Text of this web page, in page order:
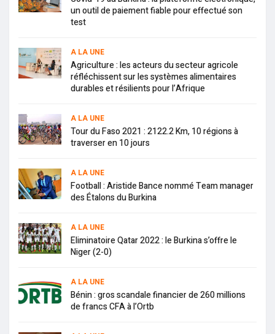
un outil de paiement fiable pour effectué son
test
A LA UNE
Agriculture : les acteurs du secteur agricole
réfléchissent sur les systèmes alimentaires
durables et résilients pour l’Afrique
A LA UNE
Tour du Faso 2021 : 2122.2 Km, 10 régions à
traverser en 10 jours
A LA UNE
Football : Aristide Bance nommé Team manager
des Étalons du Burkina
A LA UNE
Eliminatoire Qatar 2022 : le Burkina s’offre le
Niger (2-0)
A LA UNE
Bénin : gros scandale financier de 260 millions
de francs CFA à l’Ortb